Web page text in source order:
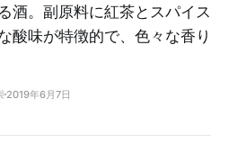
酒。副原料に紅茶とスパイス
酸味が特徴的で、色々な香り
2019年6月7日